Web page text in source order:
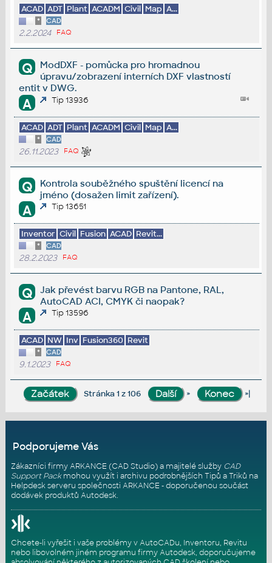
ACAD ADT Plant ACADM Civil Map A...
* CAD
2.2.2024 FAQ
Q
ModDXF - pomůcka pro hromadnou
úpravu/zobrazení interních DXF vlastností
entit v DWG.
A Tip 13936
ACAD ADT Plant ACADM Civil Map A...
* CAD
26.11.2023 FAQ
Q
Kontrola souběžného spuštění licencí na
jméno (dosažen limit zařízení).
A Tip 13651
Inventor Civil Fusion ACAD Revit...
* CAD
28.2.2023 FAQ
Q
Jak převést barvu RGB na Pantone, RAL,
AutoCAD ACI, CMYK či naopak?
A Tip 13596
ACAD NW Inv Fusion360 Revit
* CAD
9.1.2023 FAQ
Stránka 1 z 106 » »|
Podporujeme Vás
Zákazníci firmy ARKANCE (CAD Studio) a majitelé služby CAD
Support Packmohou využít i archivu podrobnějších Tipů a Triků na
Helpdesk serveru společnosti ARKANCE - doporučenou součást
dodávek produktů Autodesk.
Chcete-li vyřešit i vaše problémy v AutoCADu, Inventoru, Revitu
nebo libovolném jiném programu firmy Autodesk, doporučujeme